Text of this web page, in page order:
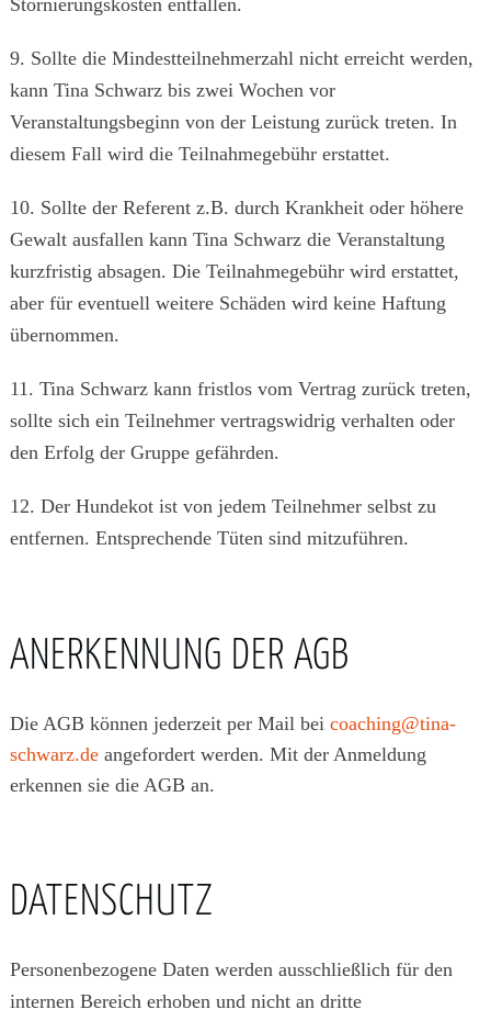
Stornierungskosten entfallen.
9. Sollte die Mindestteilnehmerzahl nicht erreicht werden,
kann Tina Schwarz bis zwei Wochen vor
Veranstaltungsbeginn von der Leistung zurück treten. In
diesem Fall wird die Teilnahmegebühr erstattet.
10. Sollte der Referent z.B. durch Krankheit oder höhere
Gewalt ausfallen kann Tina Schwarz die Veranstaltung
kurzfristig absagen. Die Teilnahmegebühr wird erstattet,
aber für eventuell weitere Schäden wird keine Haftung
übernommen.
11. Tina Schwarz kann fristlos vom Vertrag zurück treten,
sollte sich ein Teilnehmer vertragswidrig verhalten oder
den Erfolg der Gruppe gefährden.
12. Der Hundekot ist von jedem Teilnehmer selbst zu
entfernen. Entsprechende Tüten sind mitzuführen.
ANERKENNUNG DER AGB
Die AGB können jederzeit per Mail bei coaching@tina-
schwarz.de angefordert werden. Mit der Anmeldung
erkennen sie die AGB an.
DATENSCHUTZ
Personenbezogene Daten werden ausschließlich für den
internen Bereich erhoben und nicht an dritte